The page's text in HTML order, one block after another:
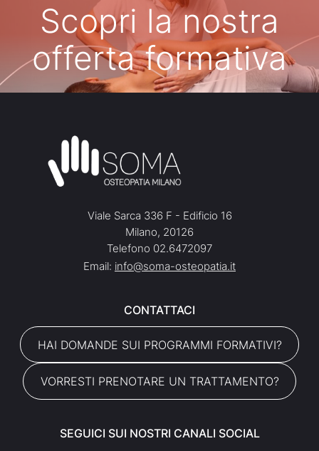
Scopri la nostra
offerta formativa
Viale Sarca 336 F - Edificio 16
Milano, 20126
Telefono 02.6472097
Email: info@soma-osteopatia.it
CONTATTACI
HAI DOMANDE SUI PROGRAMMI FORMATIVI?
VORRESTI PRENOTARE UN TRATTAMENTO?
SEGUICI SUI NOSTRI CANALI SOCIAL